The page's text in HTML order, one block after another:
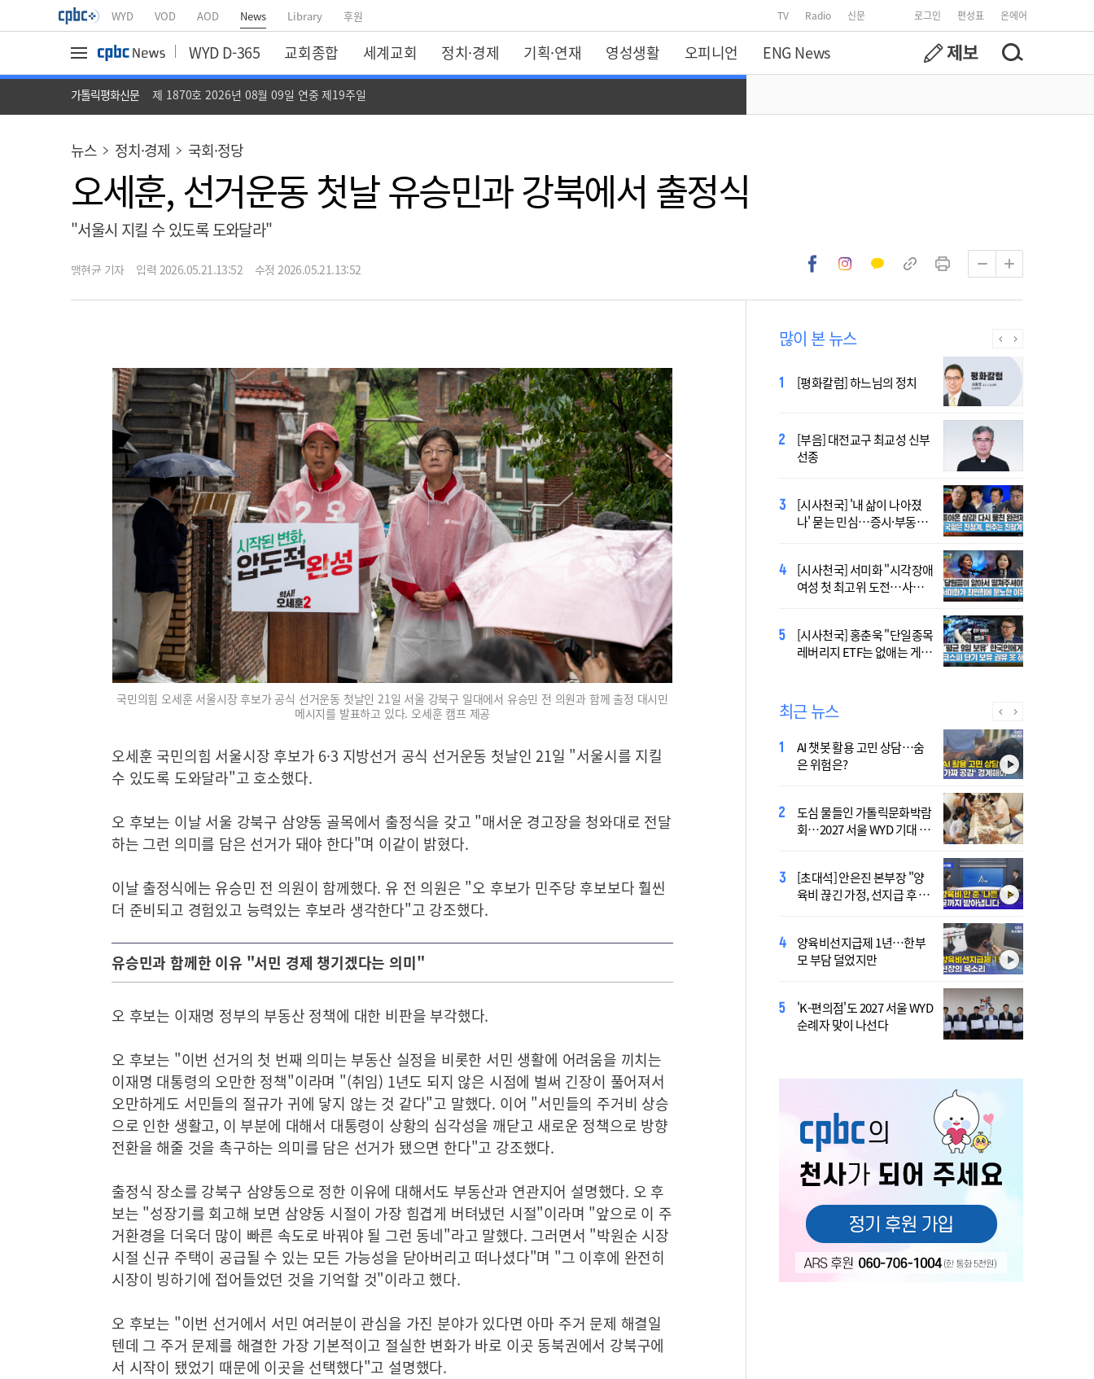
WYD VOD AOD News Library 후원 TV Radio 신문 로그인 편성표 온에어
WYD D-365 교회종합 세계교회 정치·경제 기획·연재 영성생활 오피니언 ENG News
가톨릭평화신문 제 1870호 2026년 08월 09일 연중 제19주일
뉴스 정치·경제 국회·정당
오세훈, 선거운동 첫날 유승민과 강북에서 출정식
"서울시 지킬 수 있도록 도와달라"
맹현균 기자 입력 2026.05.21.13:52 수정 2026.05.21.13:52
국민의힘 오세훈 서울시장 후보가 공식 선거운동 첫날인 21일 서울 강북구 일대에서 유승민 전 의원과 함께 출정 대시민
메시지를 발표하고 있다. 오세훈 캠프 제공
오세훈 국민의힘 서울시장 후보가 6·3 지방선거 공식 선거운동 첫날인 21일 "서울시를 지킬
수 있도록 도와달라"고 호소했다.
오 후보는 이날 서울 강북구 삼양동 골목에서 출정식을 갖고 "매서운 경고장을 청와대로 전달
하는 그런 의미를 담은 선거가 돼야 한다"며 이같이 밝혔다.
이날 출정식에는 유승민 전 의원이 함께했다. 유 전 의원은 "오 후보가 민주당 후보보다 훨씬
더 준비되고 경험있고 능력있는 후보라 생각한다"고 강조했다.
유승민과 함께한 이유 "서민 경제 챙기겠다는 의미"
오 후보는 이재명 정부의 부동산 정책에 대한 비판을 부각했다.
오 후보는 "이번 선거의 첫 번째 의미는 부동산 실정을 비롯한 서민 생활에 어려움을 끼치는
이재명 대통령의 오만한 정책"이라며 "(취임) 1년도 되지 않은 시점에 벌써 긴장이 풀어져서
오만하게도 서민들의 절규가 귀에 닿지 않는 것 같다"고 말했다. 이어 "서민들의 주거비 상승
으로 인한 생활고, 이 부분에 대해서 대통령이 상황의 심각성을 깨닫고 새로운 정책으로 방향
전환을 해줄 것을 촉구하는 의미를 담은 선거가 됐으면 한다"고 강조했다.
출정식 장소를 강북구 삼양동으로 정한 이유에 대해서도 부동산과 연관지어 설명했다. 오 후
보는 "성장기를 회고해 보면 삼양동 시절이 가장 힘겹게 버텨냈던 시절"이라며 "앞으로 이 주
거환경을 더욱더 많이 빠른 속도로 바꿔야 될 그런 동네"라고 말했다. 그러면서 "박원순 시장
시절 신규 주택이 공급될 수 있는 모든 가능성을 닫아버리고 떠나셨다"며 "그 이후에 완전히
시장이 빙하기에 접어들었던 것을 기억할 것"이라고 했다.
오 후보는 "이번 선거에서 서민 여러분이 관심을 가진 분야가 있다면 아마 주거 문제 해결일
텐데 그 주거 문제를 해결한 가장 기본적이고 절실한 변화가 바로 이곳 동북권에서 강북구에
서 시작이 됐었기 때문에 이곳을 선택했다"고 설명했다.
많이 본 뉴스
[평화칼럼] 하느님의 정치
[부음] 대전교구 최교성 신부
선종
[시사천국] '내 삶이 나아졌
나' 묻는 민심…증시·부동산
[시사천국] 서미화 "시각장애
여성 첫 최고위 도전…사회
[시사천국] 홍춘욱 "단일종목
레버리지 ETF는 없애는 게 맞
433곡 뚫은 한국 청년의 노
래…2027 서울 WYD 공식 주
2027 서울 WYD 공식 주제가
오늘 공개…한국인 곡 선정
대전신학교 유학 사제, 중국
최연소 주교 됐다
2027 서울 세계청년대회 주
제가 공개…희망의 선율 울
[시사천국] 서범수 '돌려차기'
발언 파장…"사석에서도 안
최근 뉴스
AI 챗봇 활용 고민 상담…숨
은 위험은?
도심 물들인 가톨릭문화박람
회…2027 서울 WYD 기대 높
[초대석] 안은진 본부장 "양
육비 끊긴 가정, 선지급 후 아
양육비선지급제 1년…한부
모 부담 덜었지만
'K-편의점'도 2027 서울 WYD
순례자 맞이 나선다
[시사천국] "유명하니까 유명
해지는 시대"…'이병한 사
[시사천국] '주석야청' 논란까
지…민주당 전대 최대 승부
李 "국가폭력 다시는 없어
야"…피해자들에게 첫 직접
'호우 피해' 안동·의성 특별
재난지역 선포…국비 추가
폭염 '뉴 노멀' 시대…"한 단
계 높은 수준의 폭염"